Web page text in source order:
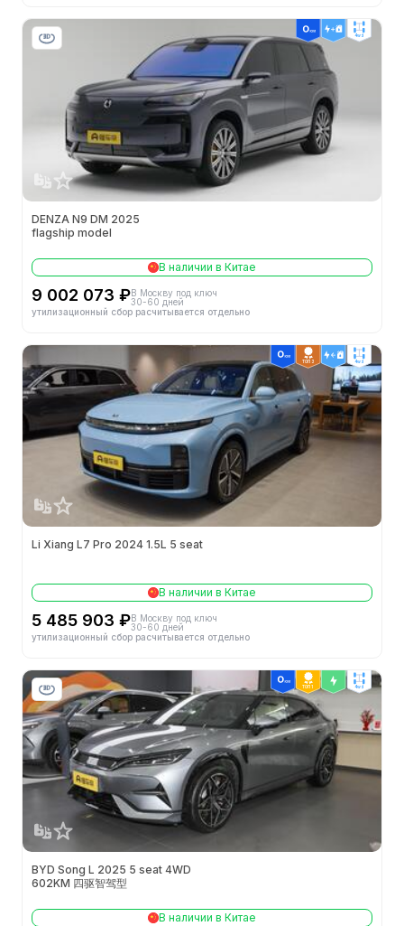
4wd
DENZA N9 DM 2025
flagship model
В наличии в Китае
9 002 073 ₽В Москву под ключ
30-60 дней
утилизационный сбор расчитывается отдельно
ТОП 3 4wd
Li Xiang L7 Pro 2024 1.5L 5 seat
В наличии в Китае
5 485 903 ₽В Москву под ключ
30-60 дней
утилизационный сбор расчитывается отдельно
ТОП 1 4wd
BYD Song L 2025 5 seat 4WD
602KM 四驱智驾型
В наличии в Китае